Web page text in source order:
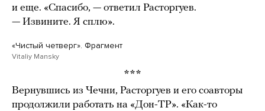
и еще. «Спасибо, — ответил Расторгуев.
— Извините. Я сплю».
«Чистый четверг». Фрагмент
Vitaliy Mansky
***
Вернувшись из Чечни, Расторгуев и его соавторы
продолжили работать на «Дон-ТР». «Как-то